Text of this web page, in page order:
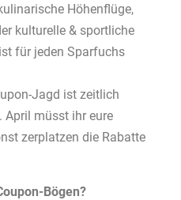
Höhenflüge,
kulturelle & sportliche
für jeden Sparfuchs
Jagd ist zeitlich
April müsst ihr eure
zerplatzen die Rabatte
Bögen?